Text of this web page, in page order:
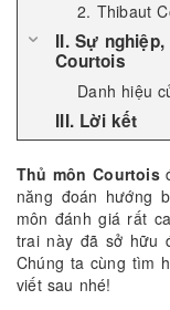
2. Thibaut
II. Sự
Courtois
Danh hiệu
III. Lời kết
Thủ môn Courtois
năng đoán hướng
môn đánh giá rất
trai này đã sở hữu
Chúng ta cùng tìm
viết sau nhé!